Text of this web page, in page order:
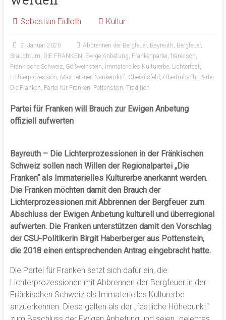
Sebastian Eidloth Kultur
2. Januar 2020 Abbrennen der Bergfeuer, Bayreuth, Bergfeuer,
Brauchtum, DIE FRANKEN , Ewige Anbetung, Frankenpartei, fränkisch,
Fränkische Schweiz, Gößweinstein, Immaterielles Kulturerbe, Lichterfest,
Lichterprozession, Max Tetzner, Nankendorf, Oberailsfeld , Obertrubach, Partei
Die Franken, Partei für Franken, Pottenstein, Tradition
Partei für Franken will Brauch zur Ewigen Anbetung
offiziell aufwerten
Bayreuth – Die Lichterprozessionen in der Fränkischen
Schweiz sollen nach Willen der Regionalpartei „Die
Franken“ als Immaterielles Kulturerbe anerkannt werden.
Die Franken möchten damit den Brauch der
Lichterprozessionen mit Abbrennen der Bergfeuer zum
Abschluss der Ewigen Anbetung kulturell und überregional
aufwerten. Die Franken unterstützen damit den Vorschlag
der CSU-Politikerin Birgit Haberberger aus Pottenstein,
die 2018 einen entsprechenden Antrag eingebracht hatte.
Die Partei für Franken setzt sich dafür ein, die
Lichterprozessionen mit Abbrennen der Bergfeuer in der
Fränkischen Schweiz als Immaterielles Kulturerbe
anzuerkennen. Diese gelten als der „festliche Höhepunkt“